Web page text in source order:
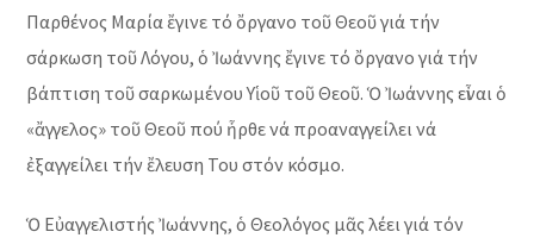
Παρθένος Μαρία ἔγινε τό ὄργανο τοῦ Θεοῦ γιά τήν
σάρκωση τοῦ Λόγου, ὁ Ἰωάννης ἔγινε τό ὄργανο γιά τήν
βάπτιση τοῦ σαρκωμένου Υἱοῦ τοῦ Θεοῦ. Ὁ Ἰωάννης εἶναι ὁ
«ἄγγελος» τοῦ Θεοῦ πού ἧρθε νά προαναγγείλει νά
ἐξαγγείλει τήν ἔλευση Του στόν κόσμο.
Ὁ Εὐαγγελιστής Ἰωάννης, ὁ Θεολόγος μᾶς λέει γιά τόν